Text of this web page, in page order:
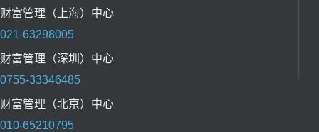
财富管理（上海）中心
021-63298005
财富管理（深圳）中心
0755-33346485
财富管理（北京）中心
010-65210795